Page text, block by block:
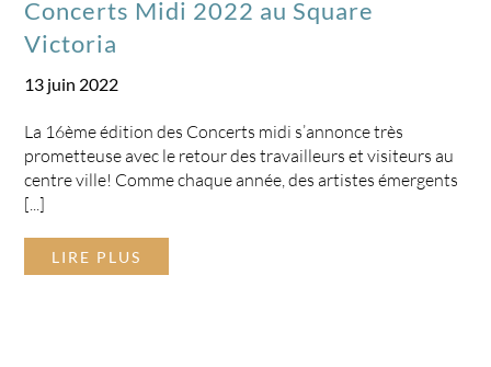
Concerts Midi 2022 au Square
Victoria
13 juin 2022
La 16ème édition des Concerts midi s’annonce très
prometteuse avec le retour des travailleurs et visiteurs au
centre ville! Comme chaque année, des artistes émergents
[...]
LIRE PLUS